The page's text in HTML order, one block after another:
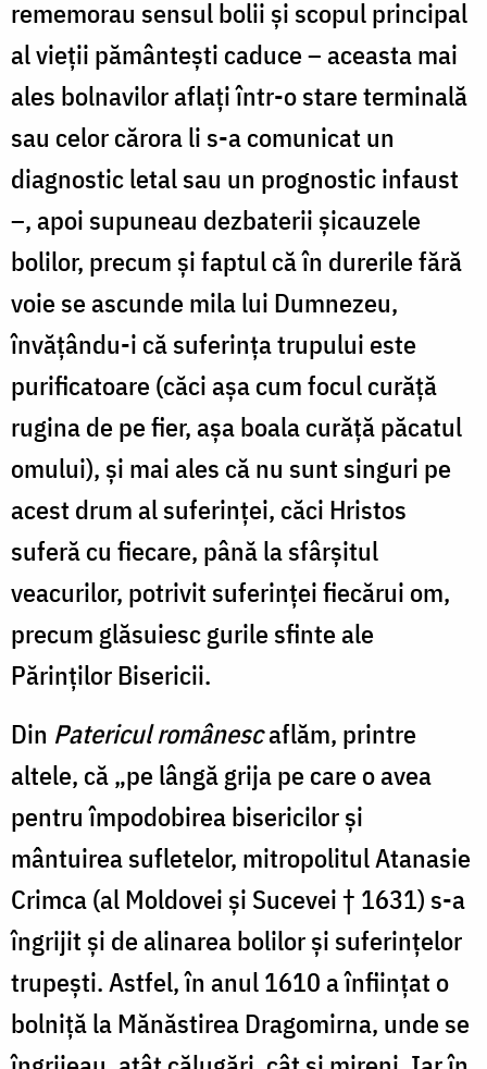
rememorau sensul bolii și scopul principal
al vieții pământești caduce – aceasta mai
ales bolnavilor aflați într-o stare terminală
sau celor cărora li s-a comunicat un
diagnostic letal sau un prognostic infaust
–, apoi supuneau dezbaterii șicauzele
bolilor, precum și faptul că în durerile fără
voie se ascunde mila lui Dumnezeu,
învățându-i că suferința trupului este
purificatoare (căci așa cum focul curăță
rugina de pe fier, așa boala curăță păcatul
omului), și mai ales că nu sunt singuri pe
acest drum al suferinței, căci Hristos
suferă cu fiecare, până la sfârșitul
veacurilor, potrivit suferinței fiecărui om,
precum glăsuiesc gurile sfinte ale
Părinților Bisericii.
Din Patericul românescaflăm, printre
altele, că „pe lângă grija pe care o avea
pentru împodobirea bisericilor și
mântuirea sufletelor, mitropolitul Atanasie
Crimca (al Moldovei și Sucevei † 1631) s-a
îngrijit și de alinarea bolilor și suferințelor
trupești. Astfel, în anul 1610 a înființat o
bolniță la Mănăstirea Dragomirna, unde se